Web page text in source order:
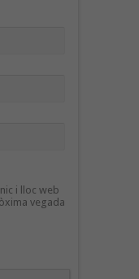
i lloc web
vegada